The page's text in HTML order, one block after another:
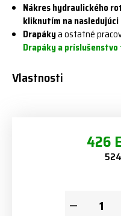
Nákres hydraulického
kliknutím na nasledujúci
Drapákya ostatné
Drapáky a
Vlastnosti
426